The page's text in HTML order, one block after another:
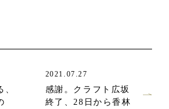
2021.07.27
感謝。クラフト広坂
終了、28日から香林